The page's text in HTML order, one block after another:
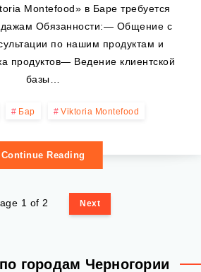
Montefood» в Баре требуется
Обязанности:— Общение с
по нашим продуктам и
продуктов— Ведение клиентской
базы…
Бар Viktoria Montefood
Continue Reading
1 of 2 Next
городам Черногории